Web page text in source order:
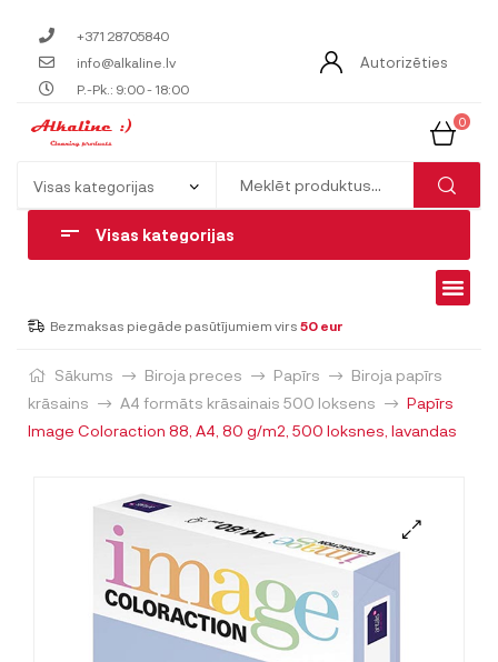
+371 28705840
info@alkaline.lv
P.-Pk.: 9:00 - 18:00
Autorizēties
0
Visas kategorijas
Bezmaksas piegāde pasūtījumiem virs 50 eur
Sākums Biroja preces Papīrs
Biroja papīrs
krāsains
A4 formāts krāsainais 500 loksens
Papīrs
Image Coloraction 88, A4, 80 g/m2, 500 loksnes, lavandas